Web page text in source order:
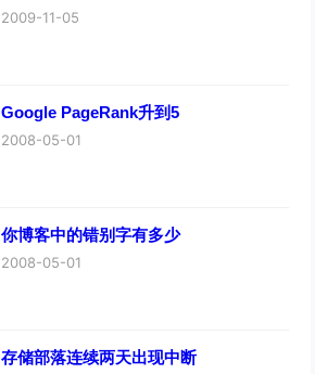
2009-11-05
Google PageRank升到5
2008-05-01
你博客中的错别字有多少
2008-05-01
存储部落连续两天出现中断